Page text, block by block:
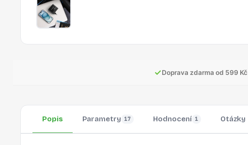
✓Doprava zdarma od 599 Kč
Popis Parametry 17 Hodnocení 1 Otázky